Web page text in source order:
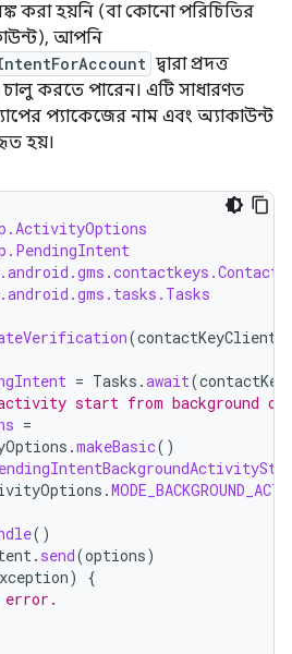
করা হয়নি (বা কোনো পরিচিতির
আপনি
দ্বারা প্রদত্ত
চালু করতে পারেন। এটি সাধারণত
প্যাকেজের নাম এবং অ্যাকাউন্ট
হয়।
(contactKeyClient
= Tasks .await(
start from background on
=
.makeBasic()
.
()
. send(options)
)
{
error.